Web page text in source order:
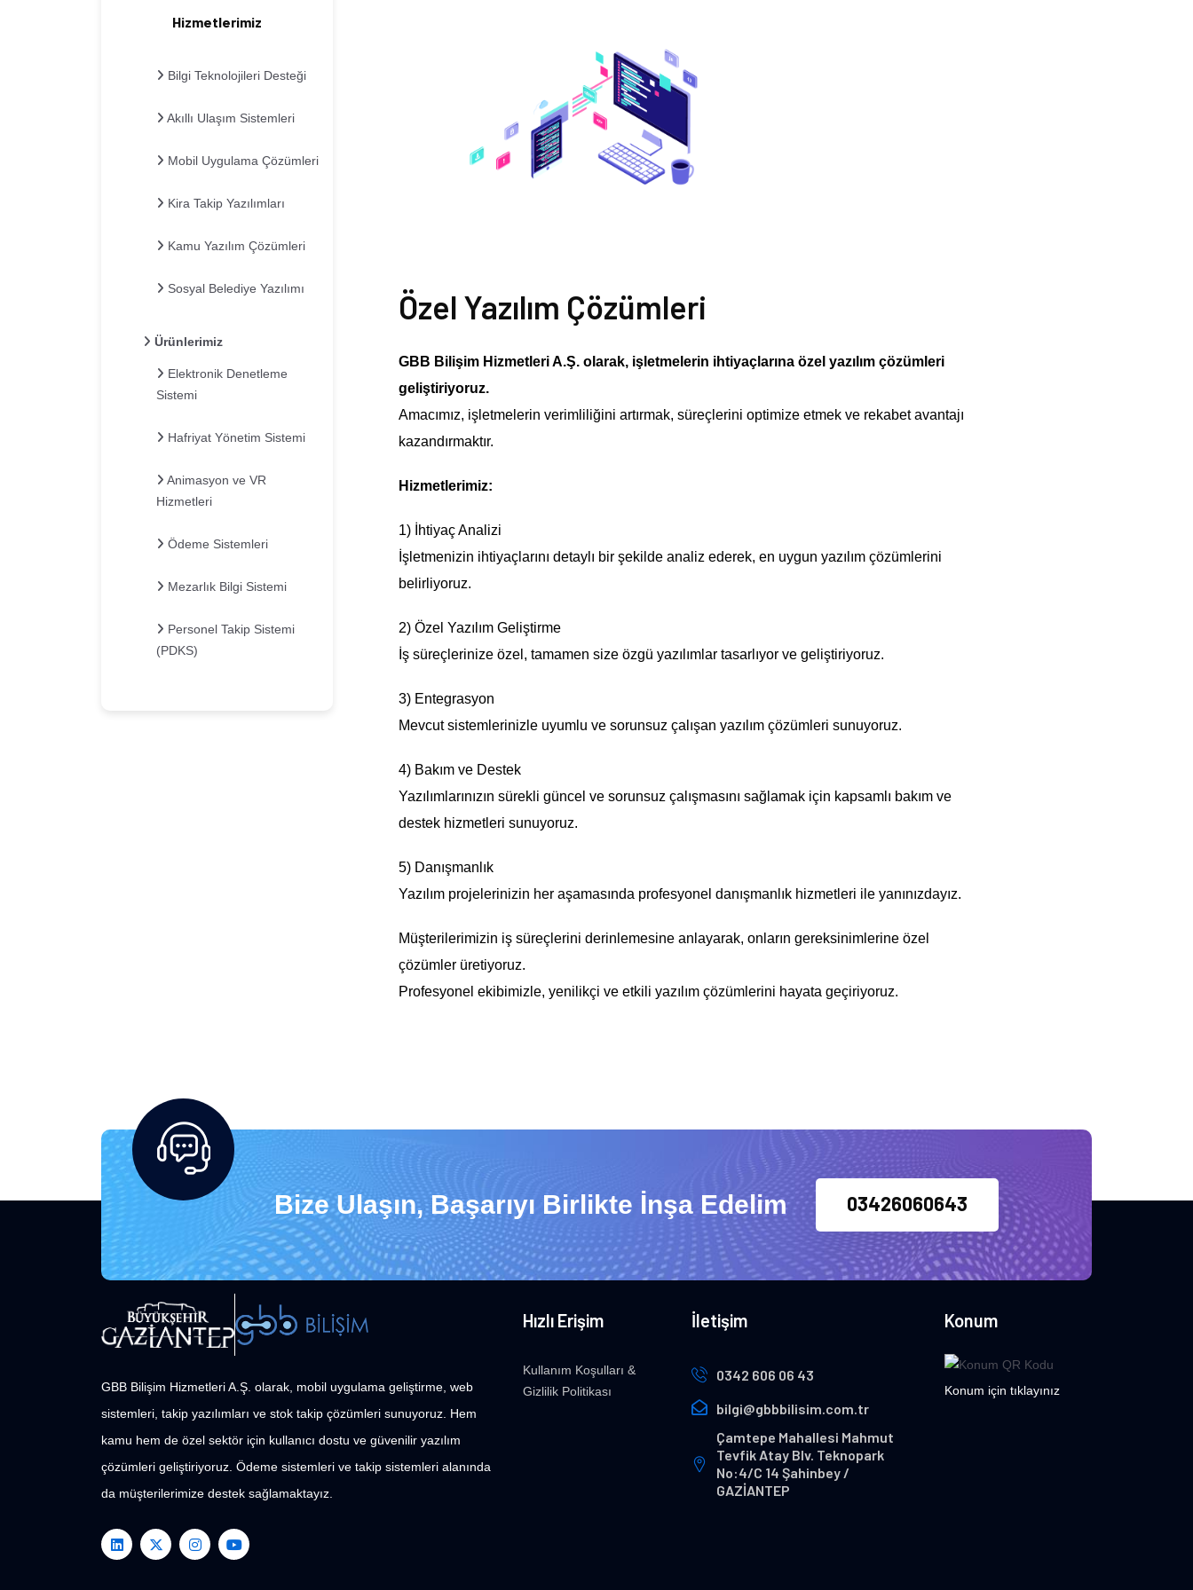
Hizmetlerimiz
Bilgi Teknolojileri Desteği
Akıllı Ulaşım Sistemleri
Mobil Uygulama Çözümleri
Kira Takip Yazılımları
Kamu Yazılım Çözümleri
Sosyal Belediye Yazılımı
Ürünlerimiz
Elektronik Denetleme
Sistemi
Hafriyat Yönetim Sistemi
Animasyon ve VR
Hizmetleri
Ödeme Sistemleri
Mezarlık Bilgi Sistemi
Personel Takip Sistemi
(PDKS)
Özel Yazılım Çözümleri
GBB Bilişim Hizmetleri A.Ş. olarak, işletmelerin ihtiyaçlarına özel yazılım çözümleri
geliştiriyoruz.
Amacımız, işletmelerin verimliliğini artırmak, süreçlerini optimize etmek ve rekabet avantajı
kazandırmaktır.
Hizmetlerimiz:
1) İhtiyaç Analizi
İşletmenizin ihtiyaçlarını detaylı bir şekilde analiz ederek, en uygun yazılım çözümlerini
belirliyoruz.
2) Özel Yazılım Geliştirme
İş süreçlerinize özel, tamamen size özgü yazılımlar tasarlıyor ve geliştiriyoruz.
3) Entegrasyon
Mevcut sistemlerinizle uyumlu ve sorunsuz çalışan yazılım çözümleri sunuyoruz.
4) Bakım ve Destek
Yazılımlarınızın sürekli güncel ve sorunsuz çalışmasını sağlamak için kapsamlı bakım ve
destek hizmetleri sunuyoruz.
5) Danışmanlık
Yazılım projelerinizin her aşamasında profesyonel danışmanlık hizmetleri ile yanınızdayız.
Müşterilerimizin iş süreçlerini derinlemesine anlayarak, onların gereksinimlerine özel
çözümler üretiyoruz.
Profesyonel ekibimizle, yenilikçi ve etkili yazılım çözümlerini hayata geçiriyoruz.
Bize Ulaşın, Başarıyı Birlikte İnşa Edelim 03426060643
GBB Bilişim Hizmetleri A.Ş. olarak, mobil uygulama geliştirme, web
sistemleri, takip yazılımları ve stok takip çözümleri sunuyoruz. Hem
kamu hem de özel sektör için kullanıcı dostu ve güvenilir yazılım
çözümleri geliştiriyoruz. Ödeme sistemleri ve takip sistemleri alanında
da müşterilerimize destek sağlamaktayız.
Hızlı Erişim
Kullanım Koşulları &
Gizlilik Politikası
İletişim
0342 606 06 43
bilgi@gbbbilisim.com.tr
Çamtepe Mahallesi Mahmut
Tevfik Atay Blv. Teknopark
No:4/C 14 Şahinbey /
GAZİANTEP
Konum
Konum için tıklayınız